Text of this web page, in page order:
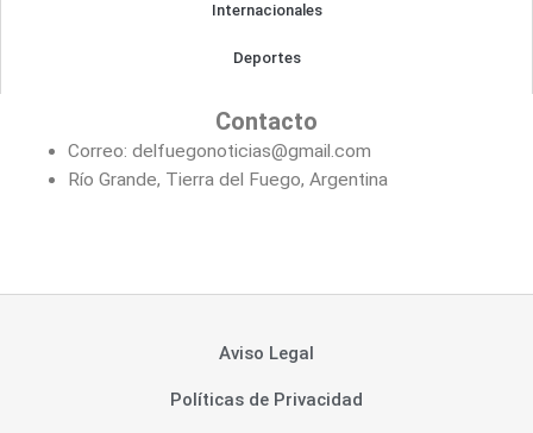
Internacionales
Deportes
Contacto
Correo: delfuegonoticias@gmail.com
Río Grande, Tierra del Fuego, Argentina
Aviso Legal
Políticas de Privacidad